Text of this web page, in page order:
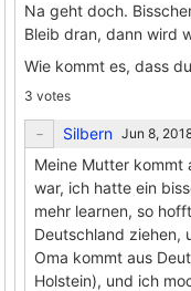
Na geht doch.
Bleib dran, dann wird
Wie kommt es, dass
3 votes
Silbern
Meine Mutter kommt
war, ich hatte ein
mehr learnen, so
Deutschland ziehen,
Oma kommt aus
Holstein), und ich